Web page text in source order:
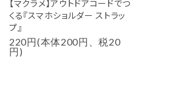
【マクラメ】アウトドアコードでつ
くる『スマホショルダー ストラッ
プ』
220円(本体200円、税20
円)